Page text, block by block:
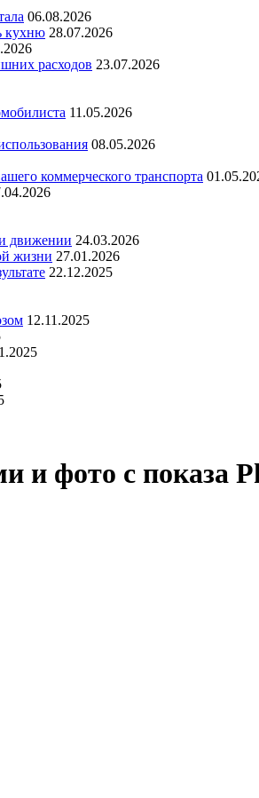
06.08.2026
кухню 28.07.2026
расходов 23.07.2026
11.05.2026
08.05.2026
коммерческого транспорта
движении 24.03.2026
жизни 27.01.2026
22.12.2025
12.11.2025
и фото с показа